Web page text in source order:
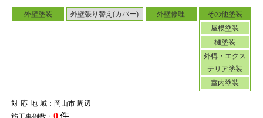
外壁塗装 外壁張り替え(カバー) 外壁修理
その他塗装
屋根塗装
樋塗装
外構・エクス
テリア塗装
室内塗装
対応地域：岡山市 周辺
0件